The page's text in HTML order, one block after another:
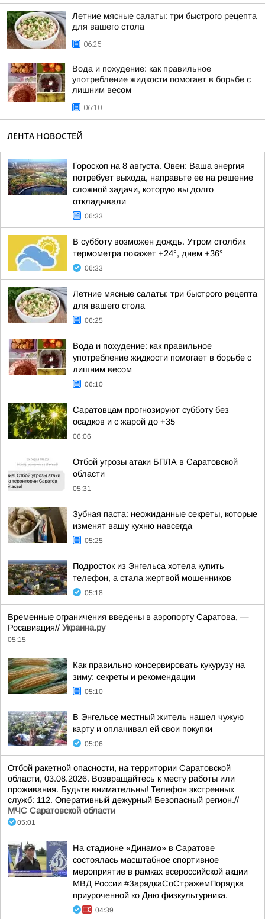
Летние мясные салаты: три быстрого рецепта
для вашего стола
06:25
Вода и похудение: как правильное
употребление жидкости помогает в борьбе с
лишним весом
06:10
ЛЕНТА НОВОСТЕЙ
Гороскоп на 8 августа. Овен: Ваша энергия
потребует выхода, направьте ее на решение
сложной задачи, которую вы долго
откладывали
06:33
В субботу возможен дождь. Утром столбик
термометра покажет +24°, днем +36°
06:33
Летние мясные салаты: три быстрого рецепта
для вашего стола
06:25
Вода и похудение: как правильное
употребление жидкости помогает в борьбе с
лишним весом
06:10
Саратовцам прогнозируют субботу без
осадков и с жарой до +35
06:06
Отбой угрозы атаки БПЛА в Саратовской
области
05:31
Зубная паста: неожиданные секреты, которые
изменят вашу кухню навсегда
05:25
Подросток из Энгельса хотела купить
телефон, а стала жертвой мошенников
05:18
Временные ограничения введены в аэропорту Саратова, —
Росавиация// Украина.ру
05:15
Как правильно консервировать кукурузу на
зиму: секреты и рекомендации
05:10
В Энгельсе местный житель нашел чужую
карту и оплачивал ей свои покупки
05:06
Отбой ракетной опасности, на территории Саратовской
области, 03.08.2026. Возвращайтесь к месту работы или
проживания. Будьте внимательны! Телефон экстренных
служб: 112. Оперативный дежурный Безопасный регион.//
МЧС Саратовской области
05:01
На стадионе «Динамо» в Саратове
состоялась масштабное спортивное
мероприятие в рамках всероссийской акции
МВД России #ЗарядкаСоСтражемПорядка
приуроченной ко Дню физкультурника.
04:39